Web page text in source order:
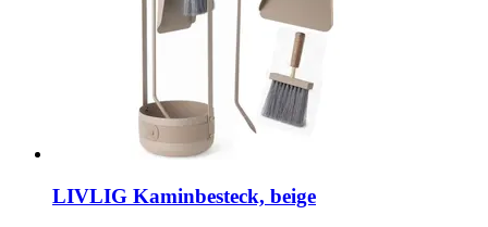
LIVLIG Kaminbesteck, beige